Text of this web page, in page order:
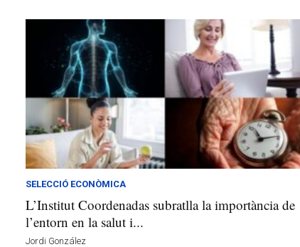
SELECCIÓ ECONÒMICA
L’Institut Coordenadas subratlla la importància de
l’entorn en la salut i...
Jordi González